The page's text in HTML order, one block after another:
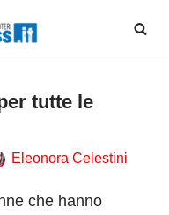
tutte le
Eleonora Celestini
che hanno